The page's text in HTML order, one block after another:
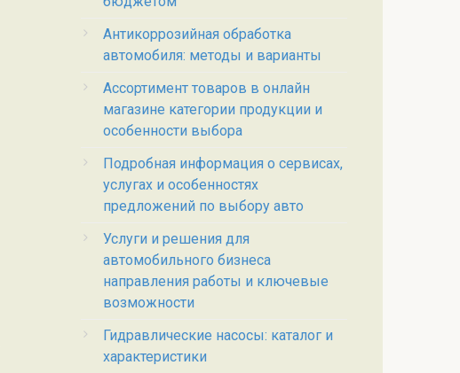
Антикоррозийная обработка
автомобиля: методы и варианты
Ассортимент товаров в онлайн
магазине категории продукции и
особенности выбора
Подробная информация о сервисах,
услугах и особенностях
предложений по выбору авто
Услуги и решения для
автомобильного бизнеса
направления работы и ключевые
возможности
Гидравлические насосы: каталог и
характеристики